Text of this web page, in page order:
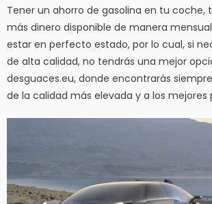
Tener un ahorro de gasolina en tu coche,
más dinero disponible de manera
estar en perfecto estado, por lo cual, si
de alta calidad, no tendrás una mejor
desguaces.eu, donde encontrarás
de la calidad más elevada y a los mejores